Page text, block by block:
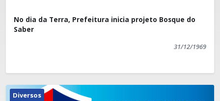
No dia da Terra, Prefeitura inicia projeto Bosque do
Saber
31/12/1969
Diversos